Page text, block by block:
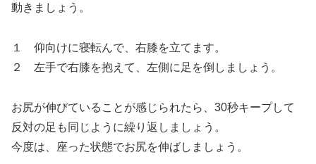
動きましょう。
１ 仰向けに寝転んで、右膝を立てます。
２ 左手で右膝を抱えて、左側に足を倒しましょう。
お尻が伸びていることが感じられたら、30秒キープして
反対の足も同じように繰り返しましょう。
今度は、座った状態でお尻を伸ばしましょう。